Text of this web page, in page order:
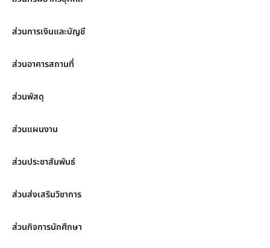
ส่วนการเงินและบัญชี
ส่วนอาคารสถานที่
ส่วนพัสดุ
ส่วนแผนงาน
ส่วนประชาสัมพันธ์
ส่วนส่งเสริมวิชาการ
ส่วนกิจการนักศึกษา